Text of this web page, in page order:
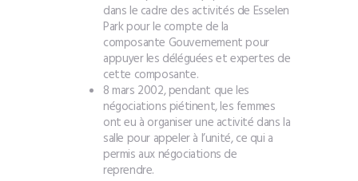
dans le cadre des activités de Esselen
Park pour le compte de la
composante Gouvernement pour
appuyer les déléguées et expertes de
cette composante.
8 mars 2002, pendant que les
négociations piétinent, les femmes
ont eu à organiser une activité dans la
salle pour appeler à l’unité, ce qui a
permis aux négociations de
reprendre.